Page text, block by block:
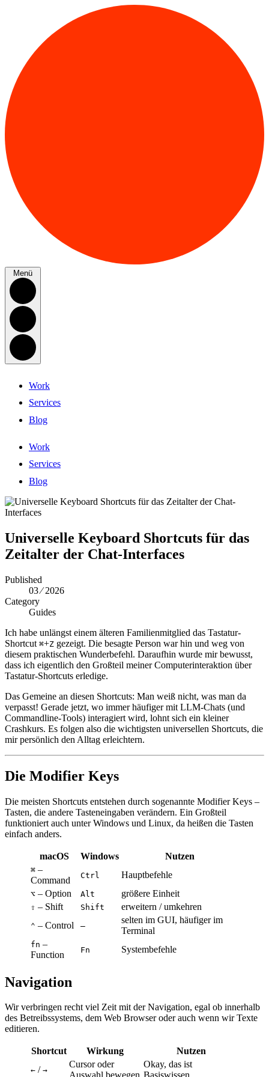
Menü
Work
Services
Blog
Work
Services
Blog
Universelle Keyboard Shortcuts für das
Zeitalter der Chat-Interfaces
Published
03 ⁄ 2026
Category
Guides
Ich habe unlängst einem älteren Familienmitglied das Tastatur-
Shortcut ⌘+Z gezeigt. Die besagte Person war hin und weg von
diesem praktischen Wunderbefehl. Daraufhin wurde mir bewusst,
dass ich eigentlich den Großteil meiner Computerinteraktion über
Tastatur-Shortcuts erledige.
Das Gemeine an diesen Shortcuts: Man weiß nicht, was man da
verpasst! Gerade jetzt, wo immer häufiger mit LLM-Chats (und
Commandline-Tools) interagiert wird, lohnt sich ein kleiner
Crashkurs. Es folgen also die wichtigsten universellen Shortcuts, die
mir persönlich den Alltag erleichtern.
Die Modifier Keys
Die meisten Shortcuts entstehen durch sogenannte Modifier Keys –
Tasten, die andere Tasteneingaben verändern. Ein Großteil
funktioniert auch unter Windows und Linux, da heißen die Tasten
einfach anders.
macOS Windows Nutzen
⌘ –
Command
Ctrl Hauptbefehle
⌥ – Option Alt größere Einheit
⇧ – Shift Shift erweitern / umkehren
⌃ – Control –
selten im GUI, häufiger im
Terminal
fn –
Function
Fn Systembefehle
Navigation
Wir verbringen recht viel Zeit mit der Navigation, egal ob innerhalb
des Betreibssystems, dem Web Browser oder auch wenn wir Texte
editieren.
Shortcut Wirkung Nutzen
← / →
Cursor oder
Okay, das ist